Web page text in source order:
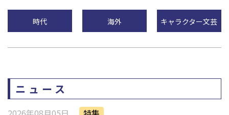
時代 海外 キャラクター文芸
ニュース